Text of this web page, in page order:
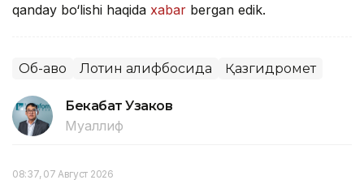
qanday bo‘lishi haqida xabar bergan edik.
Об-ҳаво Лотин алифбосида Қазгидромет
Бекабат Узаков
Муаллиф
08:37, 07 Август 2026